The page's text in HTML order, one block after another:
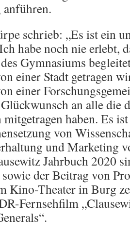
schrieb: „Es ist ein
habe noch nie erlebt,
Gymnasiums
einer Stadt getragen
einer
an alle die
mitgetragen haben. Es
von
und Marketing
Jahrbuch 2020
der Beitrag von
Kino-Theater in Burg
Fernsehfilm